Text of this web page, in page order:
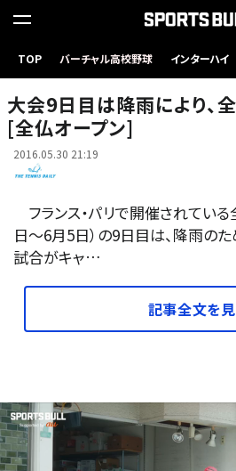
TOP バーチャル高校野球 インターハイ
大会9日目は降雨により、
[全仏オープン]
2016.05.30 21:19
フランス・パリで開催されてい
日〜6月5日）の9日目は、降雨の
試合がキャ…
記事全文を